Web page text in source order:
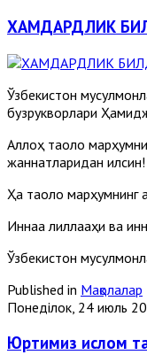
ХАМДАРДЛИК
Ўзбекистон
бузрукворлари
Аллоҳ таоло
жаннатларидан қилсин!
Ҳақ таоло
Иннаа лиллааҳи ва
Ўзбекистон
Published in Мақолалар
Понеділок, 24 июль
Юртимиз ислом